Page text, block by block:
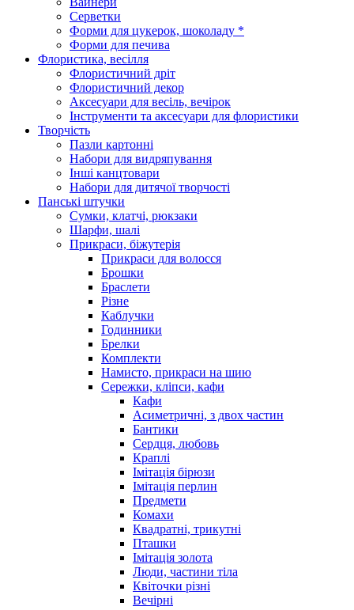
Серветки
Форми для цукерок, шоколаду *
Форми для печива
Флористика, весілля
Флористичний дріт
Флористичний декор
Аксесуари для весіль, вечірок
Інструменти та аксесуари для флористики
Творчість
Пазли картонні
Набори для видряпування
Інші канцтовари
Набори для дитячої творчості
Панські штучки
Сумки, клатчі, рюкзаки
Шарфи, шалі
Прикраси, біжутерія
Прикраси для волосся
Брошки
Браслети
Різне
Каблучки
Годинники
Брелки
Комплекти
Намисто, прикраси на шию
Сережки, кліпси, кафи
Кафи
Асиметричні, з двох частин
Бантики
Сердця, любовь
Краплі
Імітація бірюзи
Імітація перлин
Предмети
Комахи
Квадратні, трикутні
Пташки
Імітація золота
Люди, частини тіла
Квіточки різні
Вечірні